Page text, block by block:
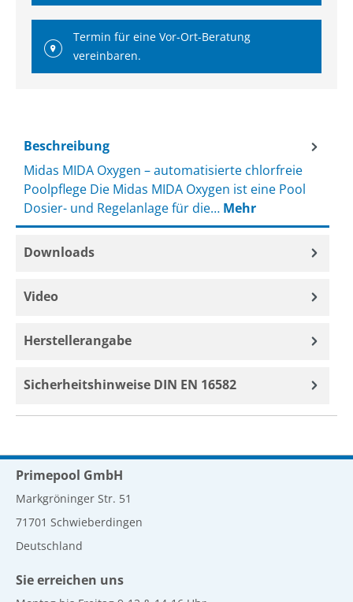
Termin für eine Vor-Ort-Beratung
vereinbaren.
Beschreibung
Midas MIDA Oxygen – automatisierte chlorfreie
Poolpflege Die Midas MIDA Oxygen ist eine Pool
Dosier- und Regelanlage für die… Mehr
Downloads
Video
Herstellerangabe
Sicherheitshinweise DIN EN 16582
Primepool GmbH
Markgröninger Str. 51
71701 Schwieberdingen
Deutschland
Sie erreichen uns